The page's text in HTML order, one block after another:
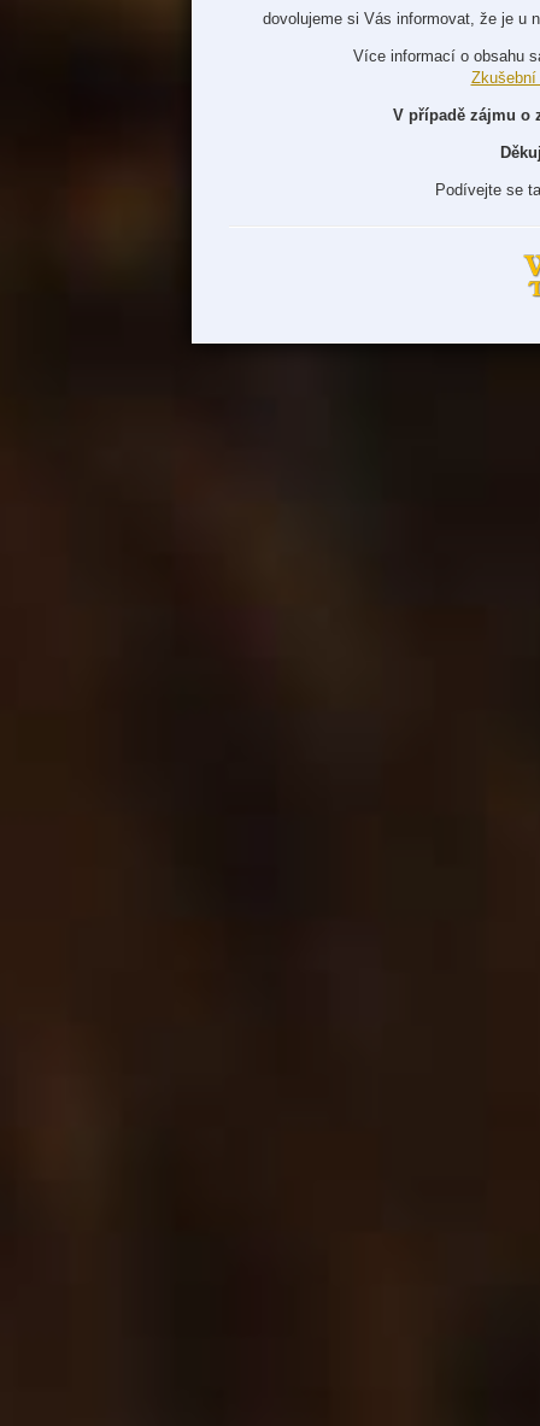
dovolujeme si Vás informovat, že je u
Více informací o obsahu
Zkušební
V případě zájmu o
Podívejte se